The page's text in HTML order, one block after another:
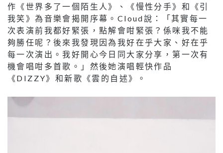
作《世界多了一個陌生人》、《慢性分手》和《引
我笑》為音樂會揭開序幕。Cloud說：「其實每一
次表演前我都好緊張，點解會咁緊張？係咪我不能
夠勝任呢？後來我發現因為我好在乎大家、好在乎
每一次演出。我好開心今日同大家分享，第一次有
機會唱咁多首歌。」然後她演唱輕快作品
《DIZZY》和新歌《雲的自述》。